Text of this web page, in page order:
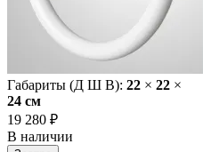
Габариты (Д Ш В): 22 × 22 ×
24 cм
19 280 ₽
В наличии